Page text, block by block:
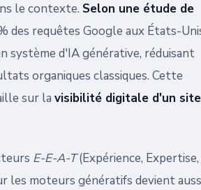
le contexte. Selon une étude de
des requêtes Google aux États-
système d'IA générative, réduisant
organiques classiques. Cette
sur la visibilité digitale d'un site
E-E-A-T(Expérience, Expertise,
les moteurs génératifs devient